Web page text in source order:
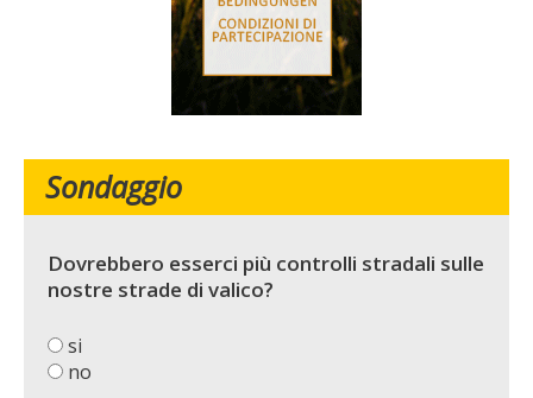
Sondaggio
Dovrebbero esserci più controlli stradali sulle
nostre strade di valico?
si
no